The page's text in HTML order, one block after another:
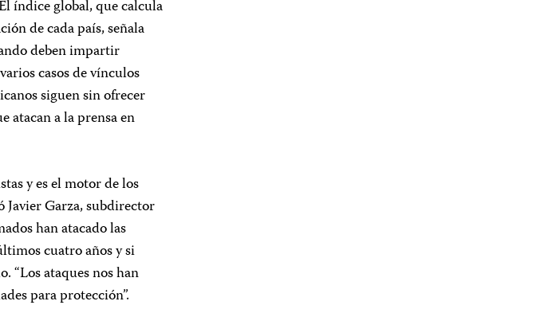
índice global, que calcula
de cada país, señala
deben impartir
casos de vínculos
siguen sin ofrecer
atacan a la prensa en
y es el motor de los
Garza, subdirector
han atacado las
cuatro años y si
“Los ataques nos han
para protección”.